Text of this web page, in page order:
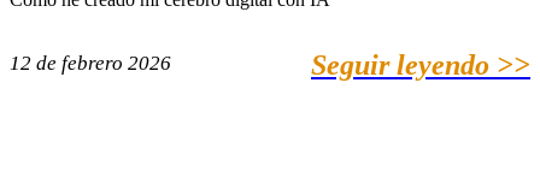
12 de febrero 2026 Seguir leyendo >>